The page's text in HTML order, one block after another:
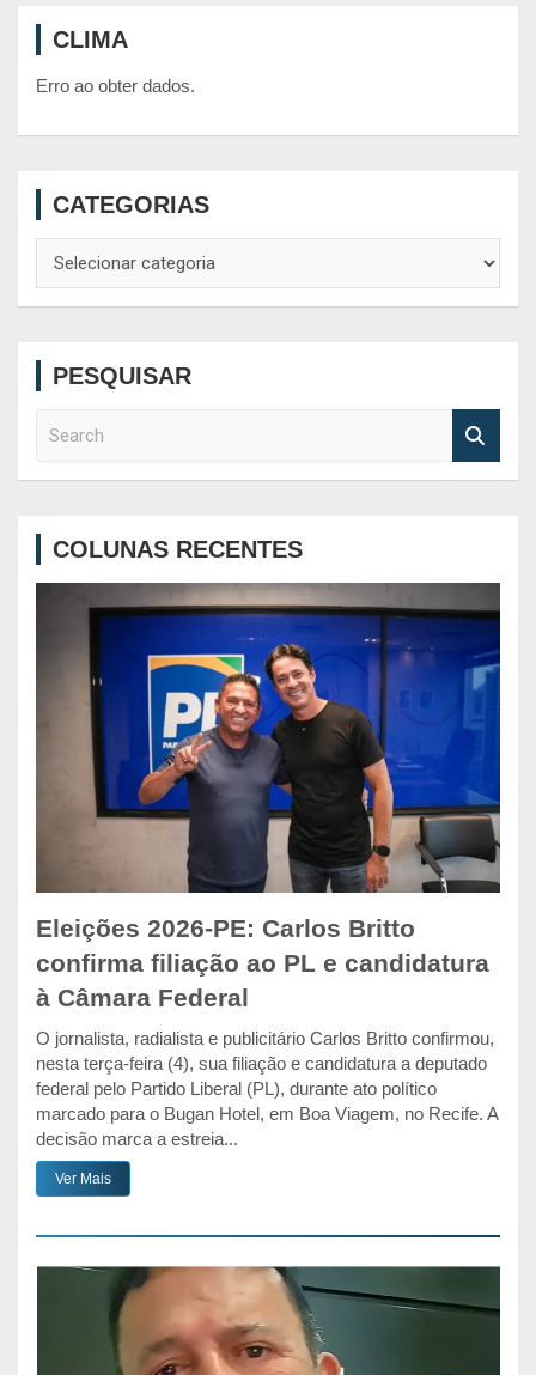
CLIMA
Erro ao obter dados.
CATEGORIAS
PESQUISAR
COLUNAS RECENTES
Eleições 2026-PE: Carlos Britto
confirma filiação ao PL e candidatura
à Câmara Federal
O jornalista, radialista e publicitário Carlos Britto confirmou,
nesta terça-feira (4), sua filiação e candidatura a deputado
federal pelo Partido Liberal (PL), durante ato político
marcado para o Bugan Hotel, em Boa Viagem, no Recife. A
decisão marca a estreia...
Ver Mais